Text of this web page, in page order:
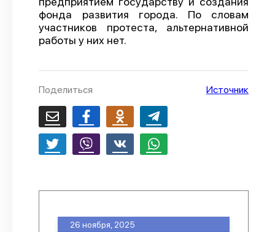
Предложить публикацию
Справочник
О проекте
Политика конфиденциальности
фонда развития города. По словам
участников протеста, альтернативной
работы у них нет.
Поделиться Источник
26 ноября, 2025